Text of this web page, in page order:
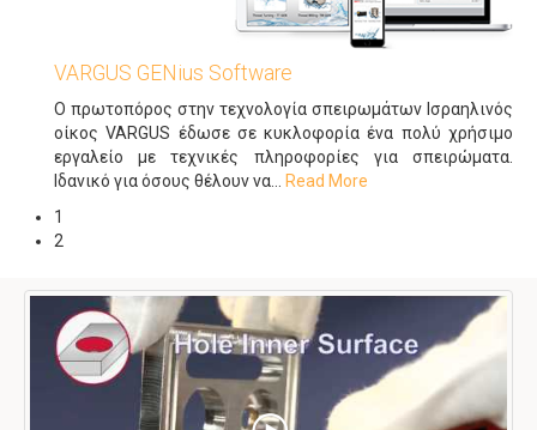
VARGUS GENius Software
Ο πρωτοπόρος στην τεχνολογία σπειρωμάτων Ισραηλινός
οίκος VARGUS έδωσε σε κυκλοφορία ένα πολύ χρήσιμο
εργαλείο με τεχνικές πληροφορίες για σπειρώματα.
Ιδανικό για όσους θέλουν να
Read More
1
2